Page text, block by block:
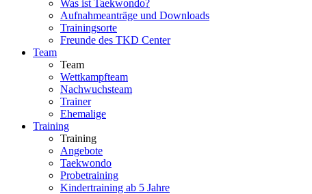
Was ist Taekwondo?
Aufnahmeanträge und Downloads
Trainingsorte
Freunde des TKD Center
Team
Team
Wettkampfteam
Nachwuchsteam
Trainer
Ehemalige
Training
Training
Angebote
Taekwondo
Probetraining
Kindertraining ab 5 Jahre